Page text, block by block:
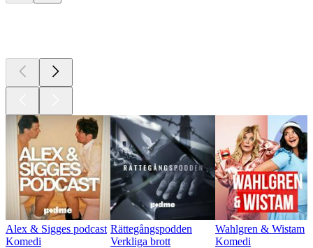
Alex & Sigges podcast
Komedi
Rättegångspodden
Verkliga brott
Wahlgren & Wistam
Komedi